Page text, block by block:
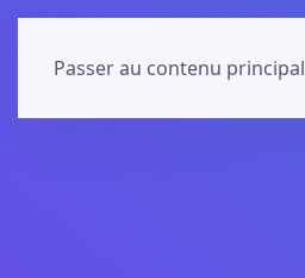
Passer au contenu principal